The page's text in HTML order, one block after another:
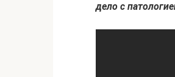
дело с